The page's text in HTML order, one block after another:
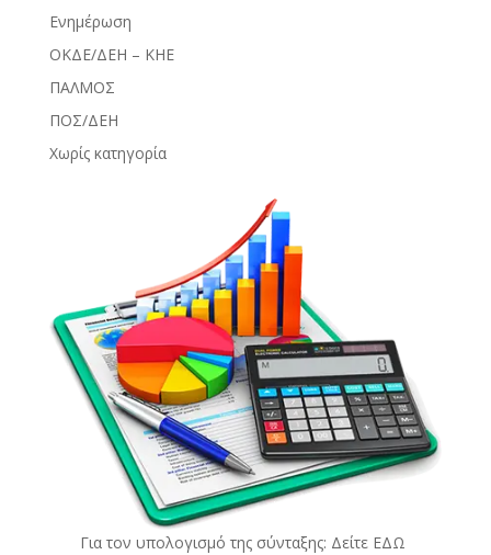
Ενημέρωση
ΟΚΔΕ/ΔΕΗ – ΚΗΕ
ΠΑΛΜΟΣ
ΠΟΣ/ΔΕΗ
Χωρίς κατηγορία
Για τον υπολογισμό της σύνταξης: Δείτε ΕΔΩ